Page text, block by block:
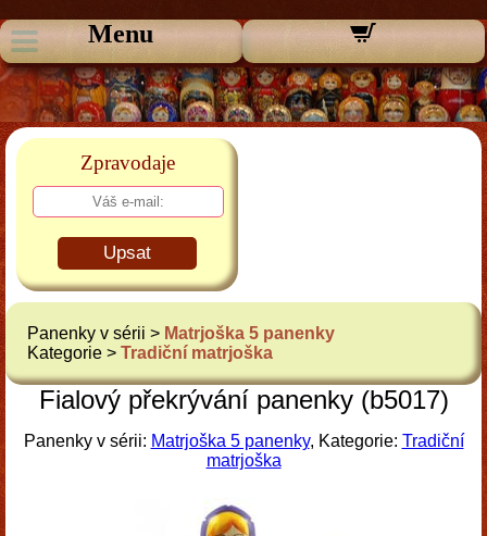
Menu
Zpravodaje
Upsat
Panenky v sérii > Matrjoška 5 panenky
Kategorie > Tradiční matrjoška
Fialový překrývání panenky (b5017)
Panenky v sérii: Matrjoška 5 panenky, Kategorie: Tradiční
matrjoška